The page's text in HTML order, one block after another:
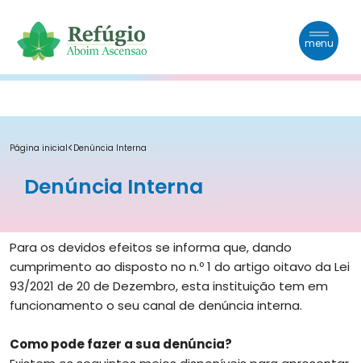
menu
Quem Somos
Apoios
Galeria
Contactos
Página inicial Denúncia Interna
Denúncia Interna
Para os devidos efeitos se informa que, dando
cumprimento ao disposto no n.º 1 do artigo oitavo da Lei
93/2021 de 20 de Dezembro, esta instituição tem em
funcionamento o seu canal de denúncia interna.
Como pode fazer a sua denúncia?